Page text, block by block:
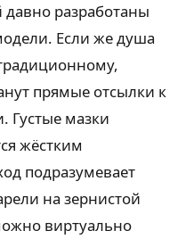
давно разработаны
Если же душа
прямые отсылки к
Густые мазки
жёстким
подразумевает
на зернистой
виртуально